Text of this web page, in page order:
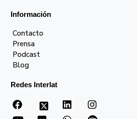
Información
Contacto
Prensa
Podcast
Blog
Redes Interlat